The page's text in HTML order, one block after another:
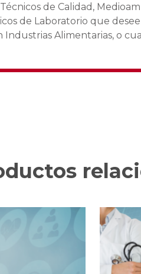
de Calidad,
de Laboratorio que
Alimentarias, o